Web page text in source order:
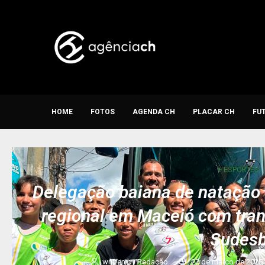
HOME FOTOS AGENDA CH PLACAR CH
+ ESPORTES
Delegação baiana de
regional em Maceió com
written byRedação 27 de março de 2025